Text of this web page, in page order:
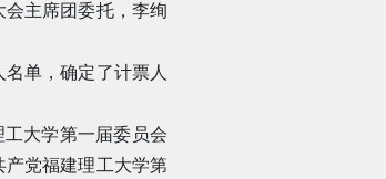
主席团委托，李绚
单，确定了计票人
大学第一届委员会
党福建理工大学第